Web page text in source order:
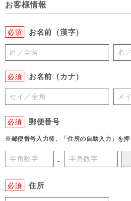
お客様情報
必須 お名前（漢字）
必須 お名前（カナ）
必須 郵便番号
※郵便番号入力後、「住所の自動入力」を
-
必須 住所